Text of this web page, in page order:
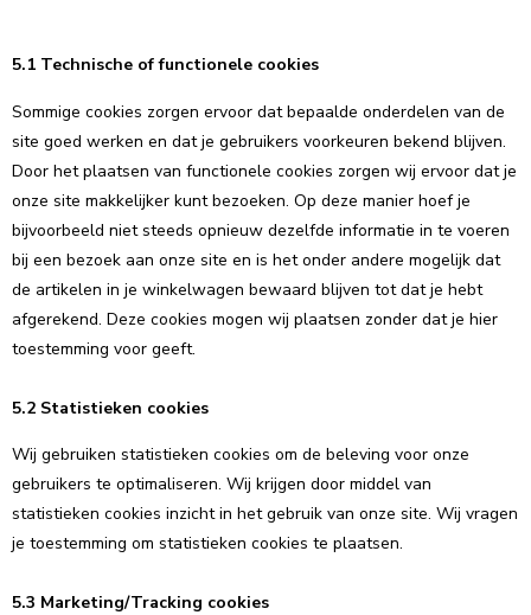
5.1 Technische of functionele cookies
Sommige cookies zorgen ervoor dat bepaalde onderdelen van de
site goed werken en dat je gebruikers voorkeuren bekend blijven.
Door het plaatsen van functionele cookies zorgen wij ervoor dat je
onze site makkelijker kunt bezoeken. Op deze manier hoef je
bijvoorbeeld niet steeds opnieuw dezelfde informatie in te voeren
bij een bezoek aan onze site en is het onder andere mogelijk dat
de artikelen in je winkelwagen bewaard blijven tot dat je hebt
afgerekend. Deze cookies mogen wij plaatsen zonder dat je hier
toestemming voor geeft.
5.2 Statistieken cookies
Wij gebruiken statistieken cookies om de beleving voor onze
gebruikers te optimaliseren. Wij krijgen door middel van
statistieken cookies inzicht in het gebruik van onze site. Wij vragen
je toestemming om statistieken cookies te plaatsen.
5.3 Marketing/Tracking cookies